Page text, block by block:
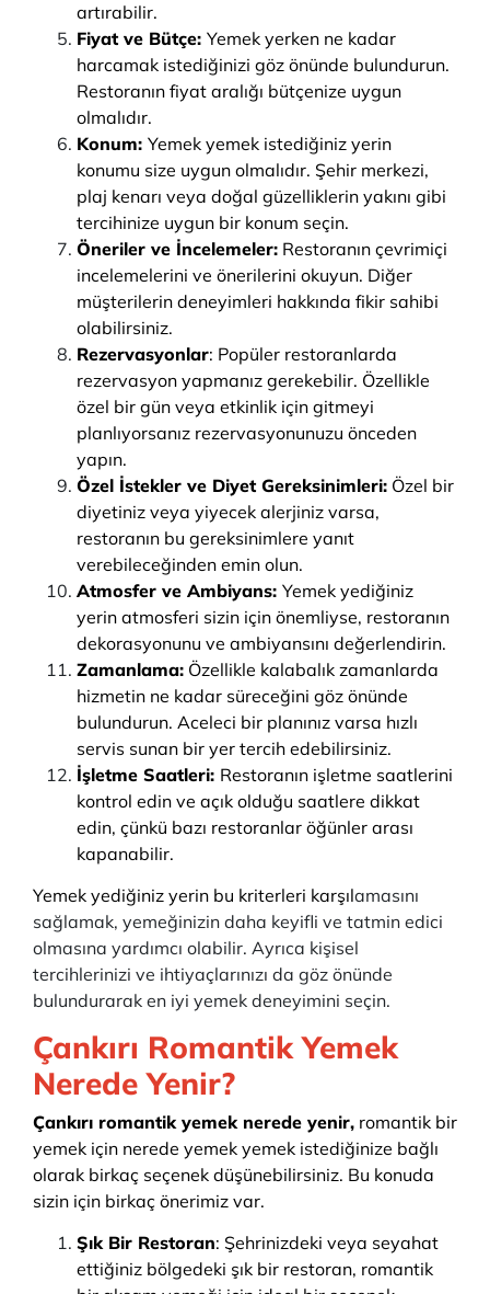
artırabilir.
Fiyat ve Bütçe: Yemek yerken ne kadar
harcamak istediğinizi göz önünde bulundurun.
Restoranın fiyat aralığı bütçenize uygun
olmalıdır.
Konum: Yemek yemek istediğiniz yerin
konumu size uygun olmalıdır. Şehir merkezi,
plaj kenarı veya doğal güzelliklerin yakını gibi
tercihinize uygun bir konum seçin.
Öneriler ve İncelemeler: Restoranın çevrimiçi
incelemelerini ve önerilerini okuyun. Diğer
müşterilerin deneyimleri hakkında fikir sahibi
olabilirsiniz.
Rezervasyonlar: Popüler restoranlarda
rezervasyon yapmanız gerekebilir. Özellikle
özel bir gün veya etkinlik için gitmeyi
planlıyorsanız rezervasyonunuzu önceden
yapın.
Özel İstekler ve Diyet Gereksinimleri: Özel bir
diyetiniz veya yiyecek alerjiniz varsa,
restoranın bu gereksinimlere yanıt
verebileceğinden emin olun.
Atmosfer ve Ambiyans: Yemek yediğiniz
yerin atmosferi sizin için önemliyse, restoranın
dekorasyonunu ve ambiyansını değerlendirin.
Zamanlama: Özellikle kalabalık zamanlarda
hizmetin ne kadar süreceğini göz önünde
bulundurun. Aceleci bir planınız varsa hızlı
servis sunan bir yer tercih edebilirsiniz.
İşletme Saatleri: Restoranın işletme saatlerini
kontrol edin ve açık olduğu saatlere dikkat
edin, çünkü bazı restoranlar öğünler arası
kapanabilir.
Yemek yediğiniz yerin bu kriterleri karşılamasını
sağlamak, yemeğinizin daha keyifli ve tatmin edici
olmasına yardımcı olabilir. Ayrıca kişisel
tercihlerinizi ve ihtiyaçlarınızı da göz önünde
bulundurarak en iyi yemek deneyimini seçin.
Çankırı Romantik Yemek
Nerede Yenir?
Çankırı romantik yemek nerede yenir, romantik bir
yemek için nerede yemek yemek istediğinize bağlı
olarak birkaç seçenek düşünebilirsiniz. Bu konuda
sizin için birkaç önerimiz var.
Şık Bir Restoran: Şehrinizdeki veya seyahat
ettiğiniz bölgedeki şık bir restoran, romantik